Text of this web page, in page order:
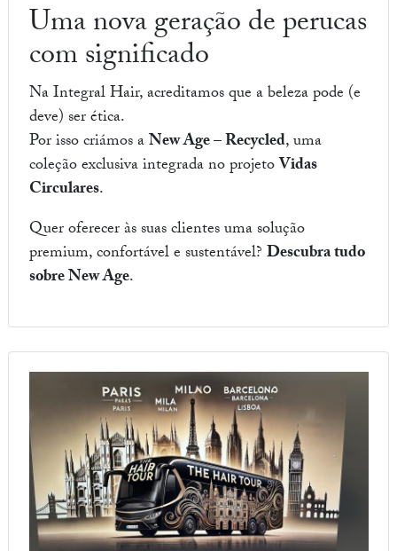
Uma nova geração de perucas
com significado
Na Integral Hair, acreditamos que a beleza pode (e
deve) ser ética.
Por isso criámos aNew Age – Recycled, uma
coleção exclusiva integrada no projetoVidas
Circulares.
Quer oferecer às suas clientes uma solução
premium, confortável e sustentável?Descubra tudo
sobre New Age.